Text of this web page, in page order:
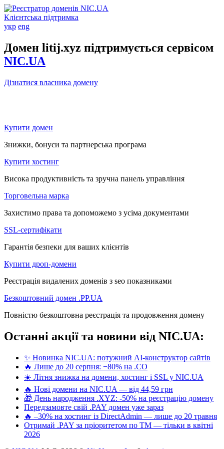
Клієнтська підтримка
укр eng
Домен litij.xyz підтримується сервісом
NIC.UA
Дізнатися власника домену
Купити домен
Знижки, бонуси та партнерська програма
Купити хостинг
Висока продуктивність та зручна панель управління
Торговельна марка
Захистимо права та допоможемо з усіма документами
SSL-сертифікати
Гарантія безпеки для ваших клієнтів
Купити дроп-домени
Реєстрація видалених доменів з seo показниками
Безкоштовний домен .PP.UA
Повністю безкоштовна реєстрація та продовження домену
Останні акції та новини від NIC.UA:
✨ Новинка NIC.UA: потужний AI-конструктор сайтів
🔥 Лише до 20 серпня: −80% на .CO
☀️ Літня знижка на домени, хостинг і SSL у NIC.UA
🔥 Нові домени на NIC.UA — від 44,59 грн
🎁 День народження .XYZ: -50% на реєстрацію домену
Передзамовте свій .PAY домен уже зараз
🔥 –30% на хостинг із DirectAdmin — лише до 20 травня
Отримай .PAY за пріоритетом по ТМ — тільки в квітні
2026